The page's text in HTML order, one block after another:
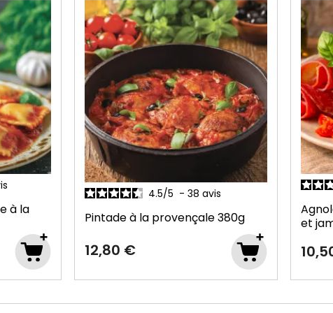
380g
4.6/5-77avis
Agnolottis au parmesan, ricotta
et jambon sauce provenç…390g
10,50 €
la